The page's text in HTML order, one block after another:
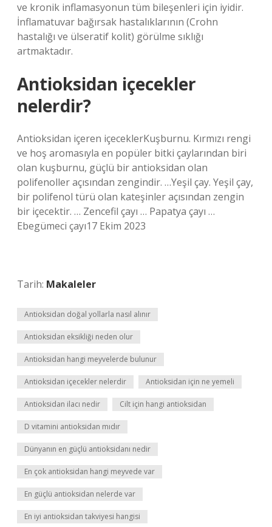
ve kronik inflamasyonun tüm bileşenleri için iyidir.
İnflamatuvar bağırsak hastalıklarının (Crohn
hastalığı ve ülseratif kolit) görülme sıklığı
artmaktadır.
Antioksidan içecekler
nelerdir?
Antioksidan içeren içeceklerKuşburnu. Kırmızı rengi
ve hoş aromasıyla en popüler bitki çaylarından biri
olan kuşburnu, güçlü bir antioksidan olan
polifenoller açısından zengindir. …Yeşil çay. Yeşil çay,
bir polifenol türü olan kateşinler açısından zengin
bir içecektir. … Zencefil çayı … Papatya çayı …
Ebegümeci çayı17 Ekim 2023
Tarih: Makaleler
Antioksidan doğal yollarla nasıl alınır
Antioksidan eksikliği neden olur
Antioksidan hangi meyvelerde bulunur
Antioksidan içecekler nelerdir Antioksidan için ne yemeli
Antioksidan ilacı nedir Cilt için hangi antioksidan
D vitamini antioksidan mıdır
Dünyanın en güçlü antioksidanı nedir
En çok antioksidan hangi meyvede var
En güçlü antioksidan nelerde var
En iyi antioksidan takviyesi hangisi